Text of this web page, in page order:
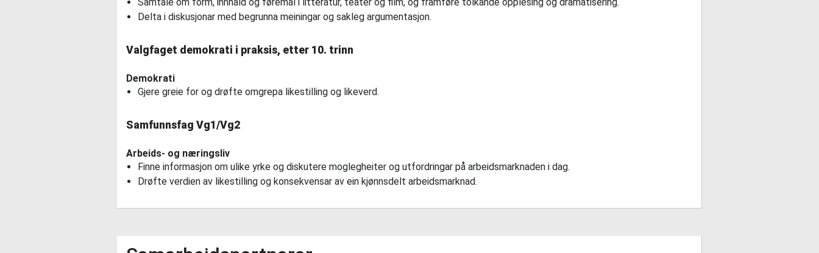
Delta i diskusjonar med begrunna meiningar og sakleg argumentasjon.
Valgfaget demokrati i praksis, etter 10. trinn
Demokrati
Gjere greie for og drøfte omgrepa likestilling og likeverd.
Samfunnsfag Vg1/Vg2
Arbeids- og næringsliv
Finne informasjon om ulike yrke og diskutere moglegheiter og utfordringar på arbeidsmarknaden i dag.
Drøfte verdien av likestilling og konsekvensar av ein kjønnsdelt arbeidsmarknad.